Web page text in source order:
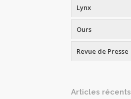
Lynx
Ours
Revue de Presse
Articles récents